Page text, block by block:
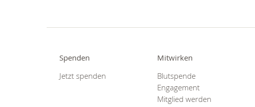
Spenden
Jetzt spenden
Mitwirken
Blutspende
Engagement
Mitglied werden